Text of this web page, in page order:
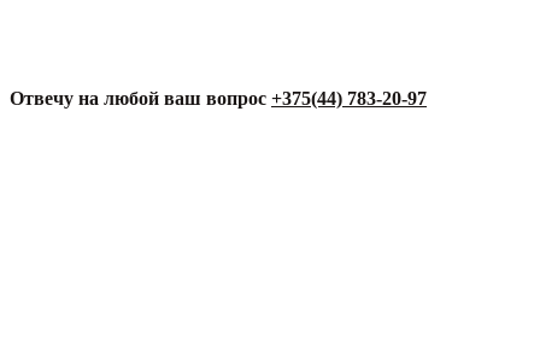
Отвечу на любой ваш вопрос +375(44) 783-20-97